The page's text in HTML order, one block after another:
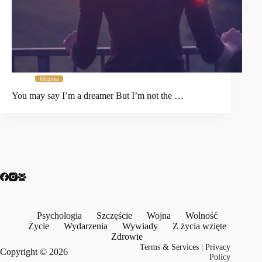
Muzyka
You may say I’m a dreamer But I’m not the …
Psychologia Szczęście Wojna
Wolność
Życie
Wydarzenia Wywiady
Z życia wzięte
Zdrowie
Copyright © 2026
Terms & Services |Privacy
Policy